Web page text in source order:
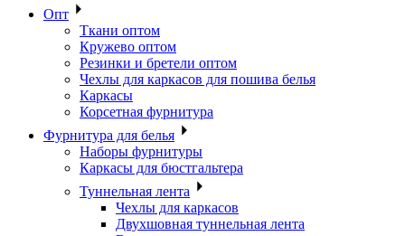
Опт
Ткани оптом
Кружево оптом
Резинки и бретели оптом
Чехлы для каркасов для пошива белья
Каркасы
Корсетная фурнитура
Фурнитура для белья
Наборы фурнитуры
Каркасы для бюстгальтера
Туннельная лента
Чехлы для каркасов
Двухшовная туннельная лента